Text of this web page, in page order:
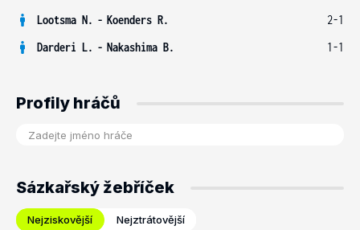
Lootsma N. - Koenders R.
2-1
Darderi L. - Nakashima B. 1-1
Profily hráčů
Sázkařský žebříček
Nejziskovější Nejztrátovější